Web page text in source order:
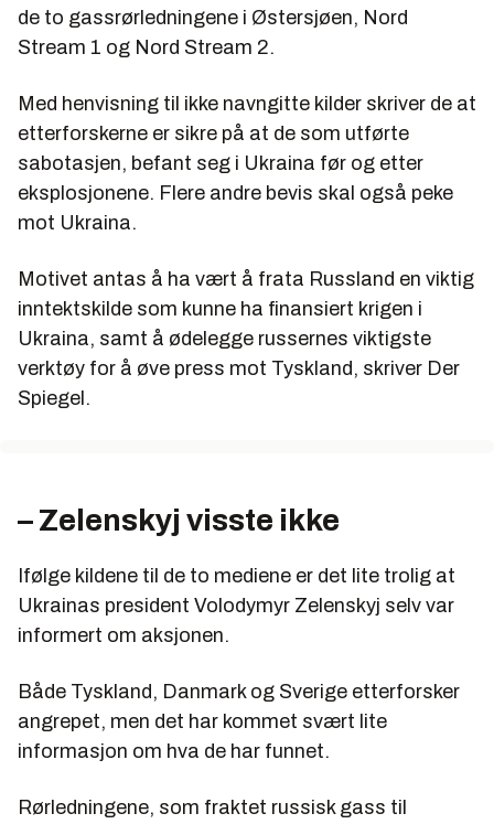
de to gassrørledningene i Østersjøen, Nord
Stream 1 og Nord Stream 2.
Med henvisning til ikke navngitte kilder skriver de at
etterforskerne er sikre på at de som utførte
sabotasjen, befant seg i Ukraina før og etter
eksplosjonene. Flere andre bevis skal også peke
mot Ukraina.
Motivet antas å ha vært å frata Russland en viktig
inntektskilde som kunne ha finansiert krigen i
Ukraina, samt å ødelegge russernes viktigste
verktøy for å øve press mot Tyskland, skriver Der
Spiegel.
– Zelenskyj visste ikke
Ifølge kildene til de to mediene er det lite trolig at
Ukrainas president Volodymyr Zelenskyj selv var
informert om aksjonen.
Både Tyskland, Danmark og Sverige etterforsker
angrepet, men det har kommet svært lite
informasjon om hva de har funnet.
Rørledningene, som fraktet russisk gass til